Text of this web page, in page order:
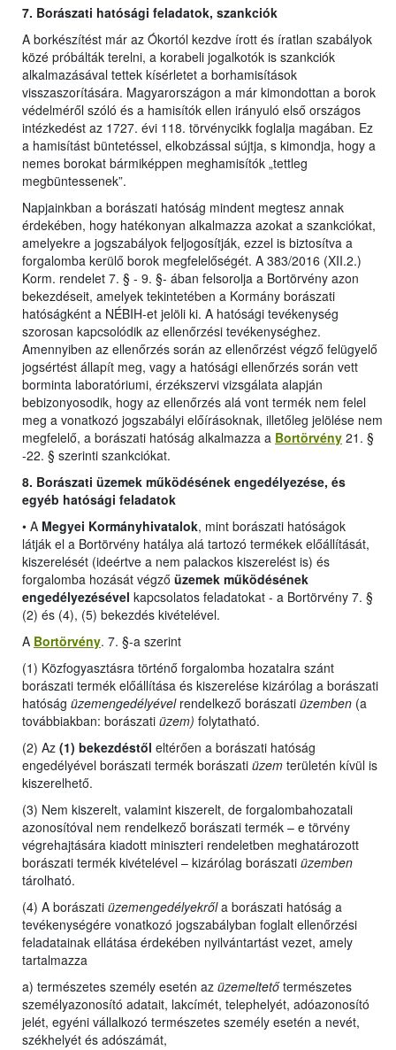
7. Borászati hatósági feladatok, szankciók
A borkészítést már az Ókortól kezdve írott és íratlan szabályok
közé próbálták terelni, a korabeli jogalkotók is szankciók
alkalmazásával tettek kísérletet a borhamisítások
visszaszorítására. Magyarországon a már kimondottan a borok
védelméről szóló és a hamisítók ellen irányuló első országos
intézkedést az 1727. évi 118. törvénycikk foglalja magában. Ez
a hamisítást büntetéssel, elkobzással sújtja, s kimondja, hogy a
nemes borokat bármiképpen meghamisítók „tettleg
megbüntessenek”.
Napjainkban a borászati hatóság mindent megtesz annak
érdekében, hogy hatékonyan alkalmazza azokat a szankciókat,
amelyekre a jogszabályok feljogosítják, ezzel is biztosítva a
forgalomba kerülő borok megfelelőségét. A 383/2016 (XII.2.)
Korm. rendelet 7. § - 9. §- ában felsorolja a Bortörvény azon
bekezdéseit, amelyek tekintetében a Kormány borászati
hatóságként a NÉBIH-et jelöli ki. A hatósági tevékenység
szorosan kapcsolódik az ellenőrzési tevékenységhez.
Amennyiben az ellenőrzés során az ellenőrzést végző felügyelő
jogsértést állapít meg, vagy a hatósági ellenőrzés során vett
borminta laboratóriumi, érzékszervi vizsgálata alapján
bebizonyosodik, hogy az ellenőrzés alá vont termék nem felel
meg a vonatkozó jogszabályi előírásoknak, illetőleg jelölése nem
megfelelő, a borászati hatóság alkalmazza a Bortörvény 21. §
-22. § szerinti szankciókat.
8. Borászati üzemek működésének engedélyezése, és
egyéb hatósági feladatok
• A Megyei Kormányhivatalok, mint borászati hatóságok
látják el a Bortörvény hatálya alá tartozó termékek előállítását,
kiszerelését (ideértve a nem palackos kiszerelést is) és
forgalomba hozását végző üzemek működésének
engedélyezésével kapcsolatos feladatokat - a Bortörvény 7. §
(2) és (4), (5) bekezdés kivételével.
A Bortörvény. 7. §-a szerint
(1) Közfogyasztásra történő forgalomba hozatalra szánt
borászati termék előállítása és kiszerelése kizárólag a borászati
hatóság üzemengedélyévelrendelkező borászati üzemben (a
továbbiakban: borászati üzem) folytatható.
(2) Az (1) bekezdéstől eltérően a borászati hatóság
engedélyével borászati termék borászati üzem területén kívül is
kiszerelhető.
(3) Nem kiszerelt, valamint kiszerelt, de forgalombahozatali
azonosítóval nem rendelkező borászati termék – e törvény
végrehajtására kiadott miniszteri rendeletben meghatározott
borászati termék kivételével – kizárólag borászati üzemben
tárolható.
(4) A borászati üzemengedélyekrőla borászati hatóság a
tevékenységére vonatkozó jogszabályban foglalt ellenőrzési
feladatainak ellátása érdekében nyilvántartást vezet, amely
tartalmazza
a) természetes személy esetén az üzemeltetőtermészetes
személyazonosító adatait, lakcímét, telephelyét, adóazonosító
jelét, egyéni vállalkozó természetes személy esetén a nevét,
székhelyét és adószámát,